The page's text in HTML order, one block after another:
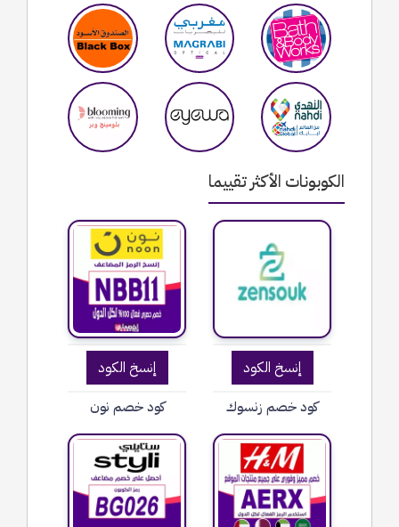
الكوبونات الأكثر تقييما
إنسخ الكود
كود خصم زنسوك
إنسخ الكود
كود خصم نون